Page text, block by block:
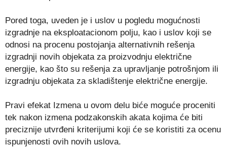
Pored toga, uveden je i uslov u pogledu mogućnosti
izgradnje na eksploatacionom polju, kao i uslov koji se
odnosi na procenu postojanja alternativnih rešenja
izgradnji novih objekata za proizvodnju električne
energije, kao što su rešenja za upravljanje potrošnjom ili
izgradnju objekata za skladištenje električne energije.
Pravi efekat Izmena u ovom delu biće moguće proceniti
tek nakon izmena podzakonskih akata kojima će biti
preciznije utvrđeni kriterijumi koji će se koristiti za ocenu
ispunjenosti ovih novih uslova.